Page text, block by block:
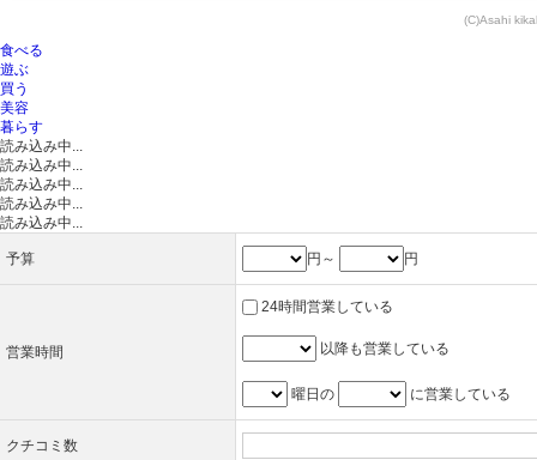
(C)Asahi
食べる
遊ぶ
買う
美容
暮らす
読み込み中...
読み込み中...
読み込み中...
読み込み中...
読み込み中...
予算 円～ 円
営業時間
24時間営業している
以降も営業している
曜日の に営業している
クチコミ数